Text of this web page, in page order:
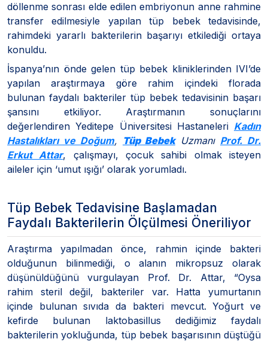
döllenme sonrası elde edilen embriyonun anne rahmine
transfer edilmesiyle yapılan tüp bebek tedavisinde,
rahimdeki yararlı bakterilerin başarıyı etkilediği ortaya
konuldu.
İspanya’nın önde gelen tüp bebek kliniklerinden IVI’de
yapılan araştırmaya göre rahim içindeki florada
bulunan faydalı bakteriler tüp bebek tedavisinin başarı
şansını etkiliyor. Araştırmanın sonuçlarını
değerlendiren Yeditepe Üniversitesi Hastaneleri Kadın
Hastalıkları ve Doğum, Tüp BebekUzmanı Prof. Dr.
Erkut Attar, çalışmayı, çocuk sahibi olmak isteyen
aileler için ‘umut ışığı’ olarak yorumladı.
Tüp Bebek Tedavisine Başlamadan
Faydalı Bakterilerin Ölçülmesi Öneriliyor
Araştırma yapılmadan önce, rahmin içinde bakteri
olduğunun bilinmediği, o alanın mikropsuz olarak
düşünüldüğünü vurgulayan Prof. Dr. Attar, “Oysa
rahim steril değil, bakteriler var. Hatta yumurtanın
içinde bulunan sıvıda da bakteri mevcut. Yoğurt ve
kefirde bulunan laktobasillus dediğimiz faydalı
bakterilerin yokluğunda, tüp bebek başarısının düştüğü